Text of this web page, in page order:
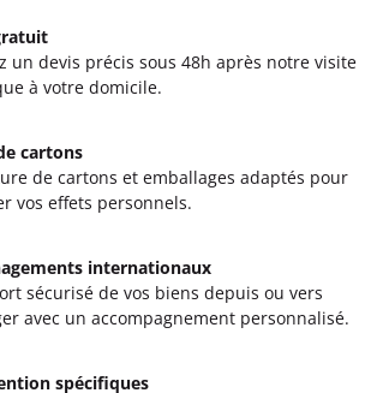
un devis précis sous 48h après notre visite
à votre domicile.
cartons
de cartons et emballages adaptés pour
vos effets personnels.
internationaux
sécurisé de vos biens depuis ou vers
avec un accompagnement personnalisé.
spécifiques